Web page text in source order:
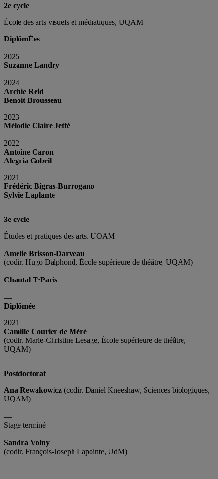
2e cycle
École des arts visuels et médiatiques, UQAM
DiplômÉes
2025
Suzanne Landry
2024
Archie Reid
Benoit Brousseau
2023
Mélodie Claire Jetté
2022
Antoine Caron
Alegria Gobeil
2021
Frédéric Bigras-Burrogano
Sylvie Laplante
3e cycle
Études et pratiques des arts, UQAM
Amélie Brisson-Darveau
(codir. Hugo Dalphond, École supérieure de théâtre, UQAM)
Chantal T·Paris
—
Diplômée
2021
Camille Courier de Mèré
(codir. Marie-Christine Lesage, École supérieure de théâtre,
UQAM)
Postdoctorat
Ana Rewakowicz (codir. Daniel Kneeshaw, Sciences biologiques,
UQAM)
—
Stage terminé
Sandra Volny
(codir. François-Joseph Lapointe, UdM)